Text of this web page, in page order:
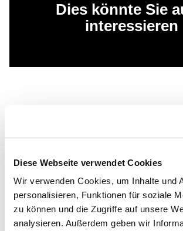
Diese Webseite verwendet Cookies
Wir verwenden Cookies, um Inhalte und
personalisieren, Funktionen für soziale
zu können und die Zugriffe auf unsere
analysieren. Außerdem geben wir
Dies könnte Sie
interessieren